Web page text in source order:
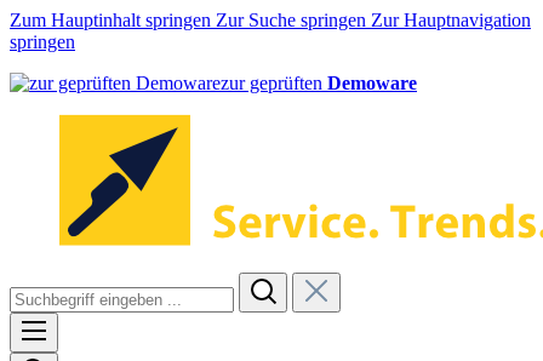
Zum Hauptinhalt springen Zur Suche springen Zur Hauptnavigation
springen
zur geprüften Demoware